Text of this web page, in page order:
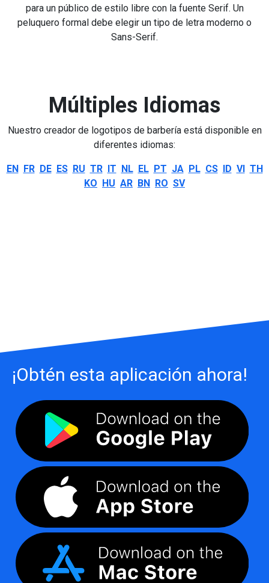
para un público de estilo libre con la fuente Serif. Un
peluquero formal debe elegir un tipo de letra moderno o
Sans-Serif.
Múltiples Idiomas
Nuestro creador de logotipos de barbería está disponible en
diferentes idiomas:
EN FR DE ES RU TR IT NL EL PT JA PL CS ID VI TH
KO HU AR BN RO SV
¡Obtén esta aplicación ahora!